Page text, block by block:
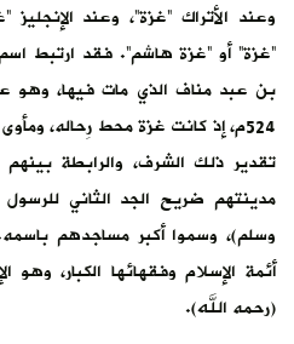
وعند الأتراك “غزة”، وعند
“غزة” أو “غزة هاشم”. فقد ارتبط
بن عبد مناف الذي مات فيها، وهو
524م، إذ كانت غزة محط رِحاله،
تقدير ذلك الشرف، والرابطة
مدينتهم ضريح الجد الثاني
وسلم)، وسموا أكبر مساجدهم
أئمة الإسلام وفقهائها الكبار،
(رحمه الله).